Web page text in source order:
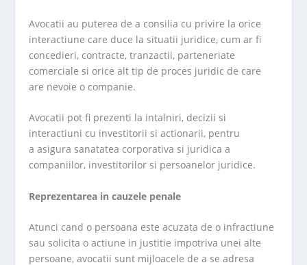
Avocatii au puterea de a consilia cu privire la orice
interactiune care duce la situatii juridice, cum ar fi
concedieri, contracte, tranzactii, parteneriate
comerciale si orice alt tip de proces juridic de care
are nevoie o companie.
Avocatii pot fi prezenti la intalniri, decizii si
interactiuni cu investitorii si actionarii, pentru
a asigura sanatatea corporativa si juridica a
companiilor, investitorilor si persoanelor juridice.
Reprezentarea in cauzele penale
Atunci cand o persoana este acuzata de o infractiune
sau solicita o actiune in justitie impotriva unei alte
persoane, avocatii sunt mijloacele de a se adresa